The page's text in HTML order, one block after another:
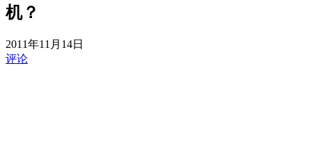
机？
2011年11月14日
评论